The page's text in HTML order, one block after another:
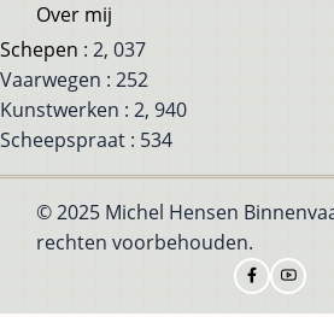
Over mij
Schepen : 2, 037
Vaarwegen : 252
Kunstwerken : 2, 940
Scheepspraat : 534
© 2025 Michel Hensen
rechten voorbehouden.